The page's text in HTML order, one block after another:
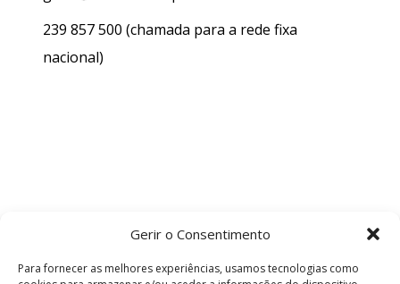
Gerir o Consentimento
Para fornecer as melhores experiências, usamos tecnologias como
239 857 500 (chamada para a rede fixa
nacional)